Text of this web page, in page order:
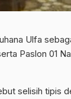
Ulfa
Paslon 01
selisih tipis